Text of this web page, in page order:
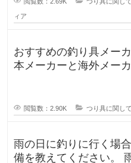
ィア
おすすめの釣り具メー
本メーカーと海外メー
閲覧数：2.90K つり具に関して
雨の日に釣りに行く場
備を教えてください。